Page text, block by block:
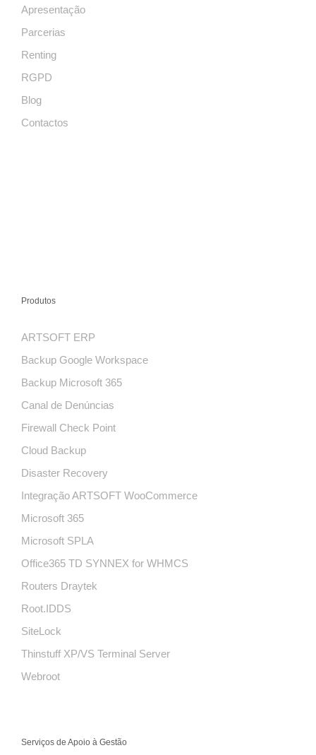
Apresentação
Parcerias
Renting
RGPD
Blog
Contactos
Produtos
ARTSOFT ERP
Backup Google Workspace
Backup Microsoft 365
Canal de Denúncias
Firewall Check Point
Cloud Backup
Disaster Recovery
Integração ARTSOFT WooCommerce
Microsoft 365
Microsoft SPLA
Office365 TD SYNNEX for WHMCS
Routers Draytek
Root.IDDS
SiteLock
Thinstuff XP/VS Terminal Server
Webroot
Serviços de Apoio à Gestão